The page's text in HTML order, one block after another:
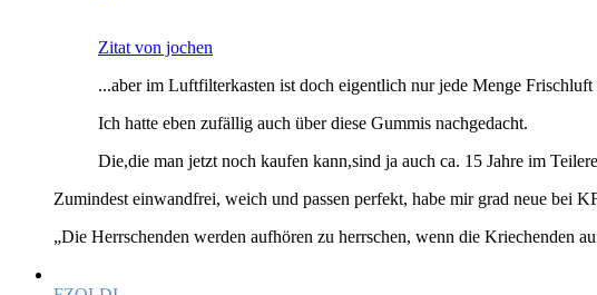
Zitat von jochen
...aber im Luftfilterkasten ist doch eigentlich nur jede Menge
Ich hatte eben zufällig auch über diese Gummis nachgedacht.
Die,die man jetzt noch kaufen kann,sind ja auch ca. 15 Jahre im
Zumindest einwandfrei, weich und passen perfekt, habe mir grad neue bei
„Die Herrschenden werden aufhören zu herrschen, wenn die Kriechenden